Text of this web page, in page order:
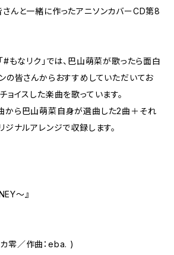
んと一緒に作ったアニソンカバーCD第8
もなリク」では、巴山萌菜が歌ったら面白
の皆さんからおすすめしていただいてお
ョイスした楽曲を歌っています。
から巴山萌菜自身が選曲した2曲＋それ
ジナルアレンジで収録します。
～』
零／作曲：eba. )